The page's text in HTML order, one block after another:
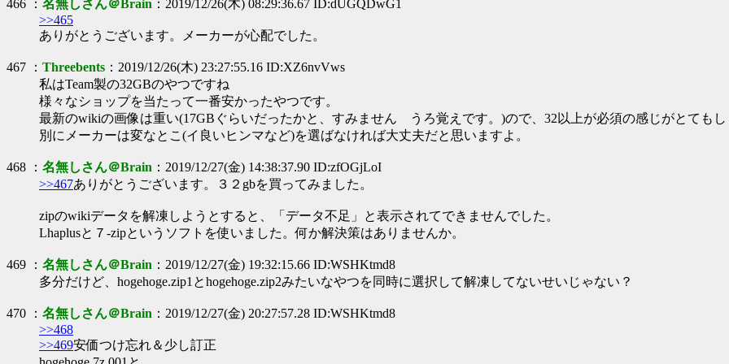
466 ： 名無しさん＠Brain ：2019/12/26(木) 08:29:36.67 ID:dUGQDwG1
>>465
ありがとうございます。メーカーが心配でした。
467 ： Threebents ：2019/12/26(木) 23:27:55.16 ID:XZ6nvVws
私はTeam製の32GBのやつですね
様々なショップを当たって一番安かったやつです。
最新のwikiの画像は重い(17GBぐらいだったかと、すみません うろ覚えです。)ので、32以上が必須の感じがとても
別にメーカーは変なとこ(イ良いヒンマなど)を選ばなければ大丈夫だと思いますよ。
468 ： 名無しさん＠Brain ：2019/12/27(金) 14:38:37.90 ID:zfOGjLoI
>>467ありがとうございます。３２gbを買ってみました。
zipのwikiデータを解凍しようとすると、「データ不足」と表示されてできませんでした。
Lhaplusと７-zipというソフトを使いました。何か解決策はありませんか。
469 ： 名無しさん＠Brain ：2019/12/27(金) 19:32:15.66 ID:WSHKtmd8
多分だけど、hogehoge.zip1とhogehoge.zip2みたいなやつを同時に選択して解凍してないせいじゃない？
470 ： 名無しさん＠Brain ：2019/12/27(金) 20:27:57.28 ID:WSHKtmd8
>>468
>>469安価つけ忘れ＆少し訂正